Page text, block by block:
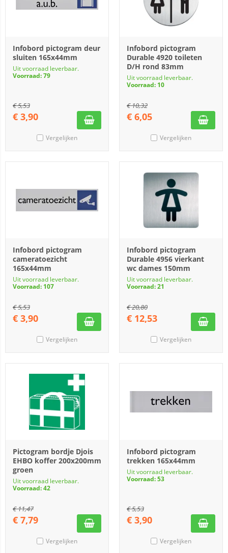
Infobord pictogram deur
sluiten 165x44mm
Uit voorraad leverbaar.
Voorraad: 79
€5,53
€ 3,90
Vergelijken
Infobord pictogram
Durable 4920 toileten
D/H rond 83mm
Uit voorraad leverbaar.
Voorraad: 10
€10,32
€ 6,05
Vergelijken
Infobord pictogram
cameratoezicht
165x44mm
Uit voorraad leverbaar.
Voorraad: 107
€5,53
€ 3,90
Vergelijken
Infobord pictogram
Durable 4956 vierkant
wc dames 150mm
Uit voorraad leverbaar.
Voorraad: 21
€20,80
€ 12,53
Vergelijken
Pictogram bordje Djois
EHBO koffer 200x200mm
groen
Uit voorraad leverbaar.
Voorraad: 42
€11,47
€ 7,79
Vergelijken
Infobord pictogram
trekken 165x44mm
Uit voorraad leverbaar.
Voorraad: 53
€5,53
€ 3,90
Vergelijken